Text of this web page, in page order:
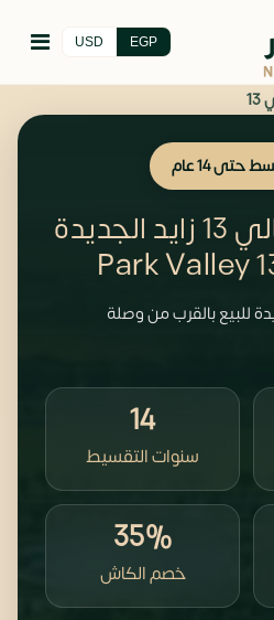
EGP
USD
حتى 14 عام
كمبوند بارك فالي 13 زايد الجديدة
Park Valley
زايد الجديدة للبيع بالقرب من وصلة
14
سنوات التقسيط
35%
خصم الكاش